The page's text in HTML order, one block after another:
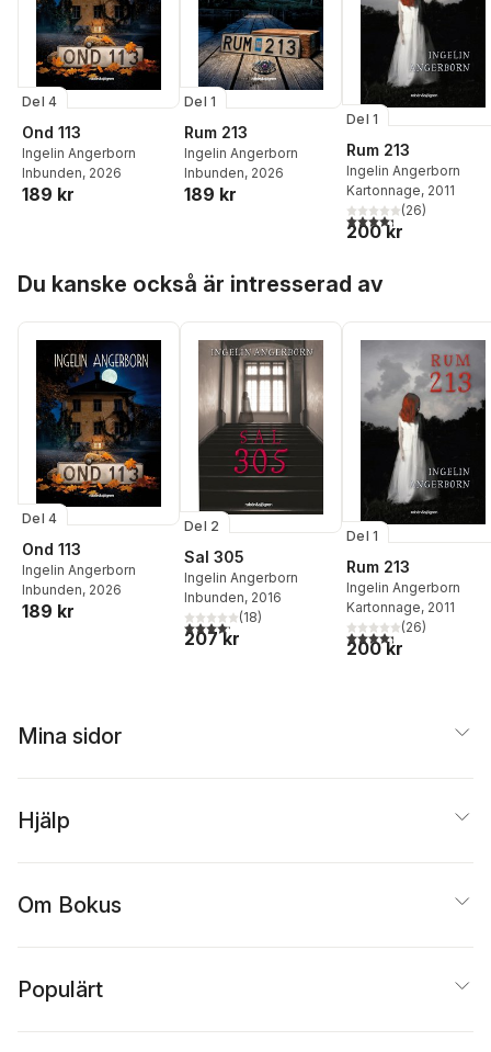
Del 4
Ond 113
Ingelin Angerborn
Inbunden, 2026
189 kr
Del 1
Rum 213
Ingelin Angerborn
Inbunden, 2026
189 kr
Del 1
Rum 213
Ingelin Angerborn
Kartonnage, 2011
4,3utav 5 stjärnor.
(26)
200 kr
Du kanske också är intresserad av
Del 4
Ond 113
Ingelin Angerborn
Inbunden, 2026
189 kr
Del 2
Sal 305
Ingelin Angerborn
Inbunden, 2016
4,2utav 5 stjärnor. Totalt antal röster:
(18)
207 kr
Del 1
Rum 213
Ingelin Angerborn
Kartonnage, 2011
4,3utav 5 stjärnor.
(26)
200 kr
Mina sidor
Hjälp
Om Bokus
Populärt